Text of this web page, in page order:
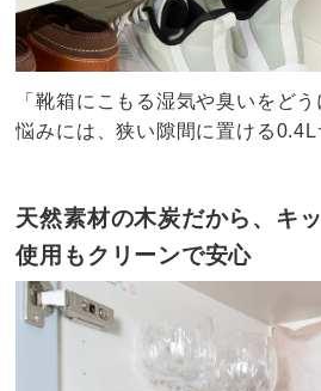
「靴箱にこもる湿気や臭いをど
悩みには、狭い隙間に置ける0.4L
天然素材の木炭だから、キ
使用もクリーンで安心